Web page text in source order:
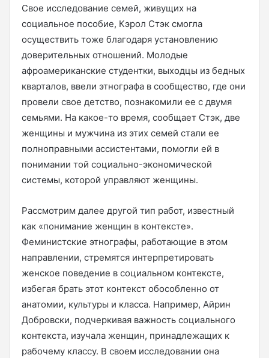
Свое исследование семей, живущих на
социальное пособие, Кэрол Стэк смогла
осуществить тоже благодаря установлению
доверительных отношений. Молодые
афроамериканские студентки, выходцы из бедных
кварталов, ввели этнографа в сообщество, где они
провели свое детство, познакомили ее с двумя
семьями. На какое-то время, сообщает Стэк, две
женщины и мужчина из этих семей стали ее
полноправными ассистентами, помогли ей в
понимании той социально-экономической
системы, которой управляют женщины.
Рассмотрим далее другой тип работ, известный
как «понимание женщин в контексте».
Феминистские этнографы, работающие в этом
направлении, стремятся интерпретировать
женское поведение в социальном контексте,
избегая брать этот контекст обособленно от
анатомии, культуры и класса. Например, Айрин
Добровски, подчеркивая важность социального
контекста, изучала женщин, принадлежащих к
рабочему классу. В своем исследовании она